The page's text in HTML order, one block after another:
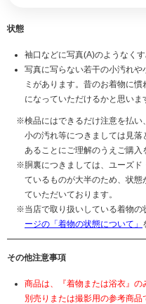
状態
袖口などに写真(A)のようなく
写真に写らない若干の小汚れ
ミがあります。昔のお着物に
になっていただけるかと思いま
検品にはできるだけ注意を払
小の汚れ等につきましては見
あることにご理解のうえご購入
胴裏につきましては、ユーズ
ているものが大半のため、状
ていただいております。
当店で取り扱いしている着物の
ージの「着物の状態について」
その他注意事項
商品は、『着物または浴衣』
別売りまたは撮影用の参考商品